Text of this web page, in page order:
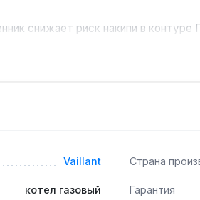
снижает риск накипи в
до 240 м² с газовой
Vaillant Страна
котел газовый Гарантия